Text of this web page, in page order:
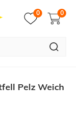
0 0
Pelz Weich